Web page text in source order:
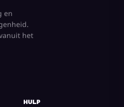
en
het
HULP